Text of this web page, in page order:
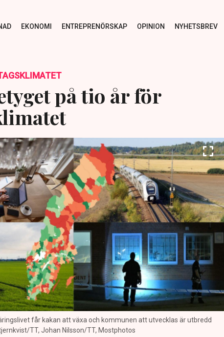
EKONOMI ENTREPRENÖRSKAP OPINION NYHETSBREV
på tio år för
får kakan att växa och kommunen att utvecklas är utbredd
TT, Johan Nilsson/TT, Mostphotos